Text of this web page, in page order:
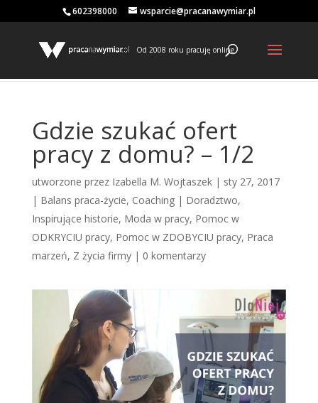
602398000 wsparcie@pracanawymiar.pl
Od 2008 roku pracuję online
Gdzie szukać ofert
pracy z domu? – 1/2
utworzone przez Izabella M. Wojtaszek| sty 27, 2017
| Balans praca-życie, Coaching | Doradztwo,
Inspirujące historie, Moda w pracy, Pomoc w
ODKRYCIU pracy, Pomoc w ZDOBYCIU pracy, Praca
marzeń, Z życia firmy| 0 komentarzy